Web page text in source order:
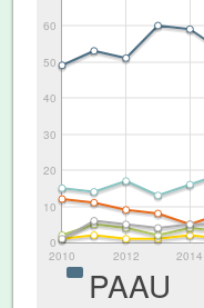
2010 2012 2014
0
10
20
30
40
50
60
PAAU